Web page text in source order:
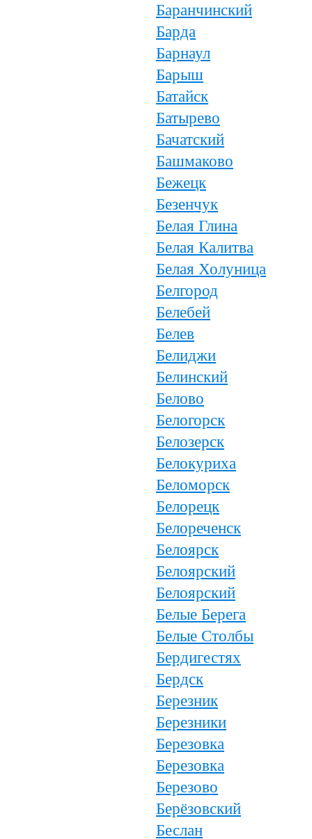
Баранчинский
Барда
Барнаул
Барыш
Батайск
Батырево
Бачатский
Башмаково
Бежецк
Безенчук
Белая Глина
Белая Калитва
Белая Холуница
Белгород
Белебей
Белев
Белиджи
Белинский
Белово
Белогорск
Белозерск
Белокуриха
Беломорск
Белорецк
Белореченск
Белоярск
Белоярский
Белоярский
Белые Берега
Белые Столбы
Бердигестях
Бердск
Березник
Березники
Березовка
Березовка
Березово
Берёзовский
Беслан